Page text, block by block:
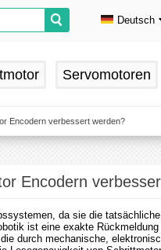
Deutsch
Deutsch
Servomotoren
Encodern verbessert werden?
Encodern
da sie die
ist eine exakte
durch mechanische,